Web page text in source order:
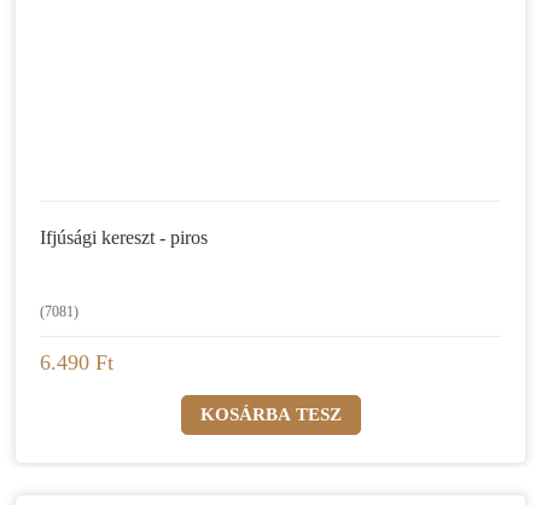
Ifjúsági kereszt - piros
(7081)
6.490 Ft